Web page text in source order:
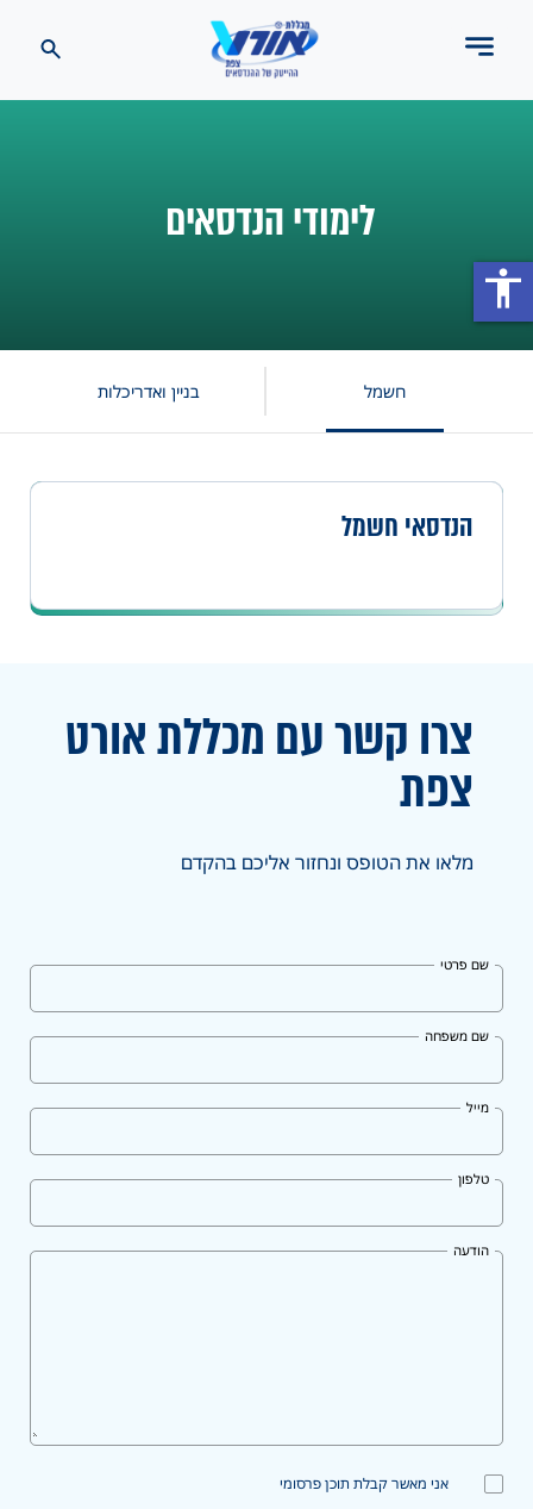
לימודי הנדסאים
חשמל בניין ואדריכלות
הנדסאי חשמל
צרו קשר עם מכללת אורט
צפת
מלאו את הטופס ונחזור אליכם בהקדם
שם פרטי
שם משפחה
מייל
טלפון
הודעה
אני מאשר קבלת תוכן פרסומי
accessibility